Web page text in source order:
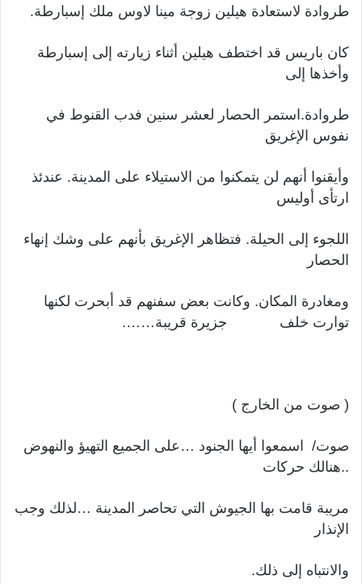
طروادة لاستعادة هيلين زوجة مينا لاوس ملك إسبارطة.
كان باريس قد اختطف هيلين أثناء زيارته إلى إسبارطة
وأخذها إلى
طروادة.استمر الحصار لعشر سنين فدب القنوط في
نفوس الإغريق
وأيقنوا أنهم لن يتمكنوا من الاستيلاء على المدينة. عندئذ
ارتأى أوليس
اللجوء إلى الحيلة. فتظاهر الإغريق بأنهم على وشك إنهاء
الحصار
ومغادرة المكان. وكانت بعض سفنهم قد أبحرت لكنها
توارت خلف جزيرة قريبة…….
( صوت من الخارج )
صوت/ اسمعوا أيها الجنود …على الجميع التهيؤ والنهوض
..هنالك حركات
مريبة قامت بها الجيوش التي تحاصر المدينة …لذلك وجب
الإنذار
والانتباه إلى ذلك.